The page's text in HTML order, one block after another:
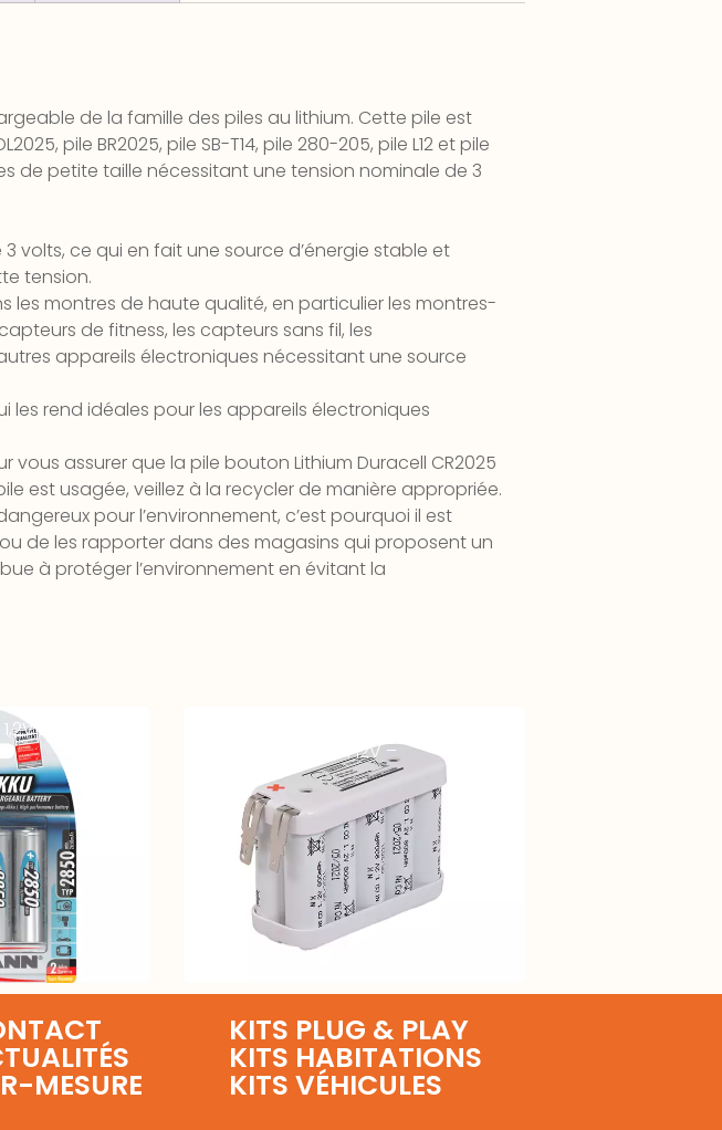
de la famille des piles au lithium. Cette pile est
pile BR2025, pile SB-T14, pile 280-205, pile L12 et pile
de petite taille nécessitant une tension nominale de 3
volts, ce qui en fait une source d’énergie stable et
tension.
montres de haute qualité, en particulier les montres-
de fitness, les capteurs sans fil, les
appareils électroniques nécessitant une source
les rend idéales pour les appareils électroniques
assurer que la pile bouton Lithium Duracell CR2025
est usagée, veillez à la recycler de manière appropriée.
pour l’environnement, c’est pourquoi il est
de les rapporter dans des magasins qui proposent un
à protéger l’environnement en évitant la
2850mAh
Flasques 800 mAh 12V –
MESURE
KITS PLUG & PLAY
KITS HABITATIONS
KITS VÉHICULES